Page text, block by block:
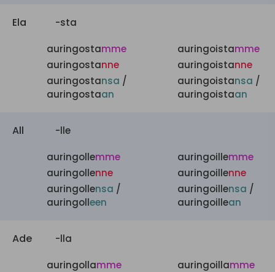
Ela -sta
auringostamme
auringostanne
auringostansa /
auringostaan
auringoistamme
auringoistanne
auringoistansa /
auringoistaan
All -lle
auringollemme
auringollenne
auringollensa /
auringolleen
auringoillemme
auringoillenne
auringoillensa /
auringoillean
Ade -lla
auringollamme
auringoillamme